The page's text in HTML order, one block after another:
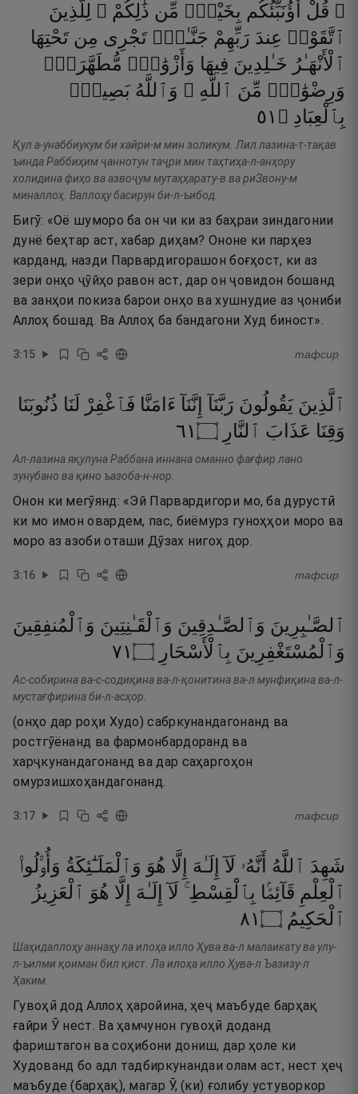
۞ قُلْ أَؤُنَبِّئُكُم بِخَيْرٍۢ مِّن ذَٰلِكُمْ ۚ لِلَّذِينَ
ٱتَّقَوْا۟ عِندَ رَبِّهِمْ جَنَّـٰتٌۭ تَجْرِى مِن تَحْتِهَا
ٱلْأَنْهَـٰرُ خَـٰلِدِينَ فِيهَا وَأَزْوَٰجٌۭ مُّطَهَّرَةٌۭ
وَرِضْوَٰنٌۭ مِّنَ ٱللَّهِ ۗ وَٱللَّهُ بَصِيرٌۢ
بِٱلْعِبَادِ ۝ ١٥
Қул а-унаббиукум би хайри-м мин золикум. Лил лазина-т-тақав
ъинда Раббиҳим ҷаннотун таҷри мин таҳтиҳа-л-анҳору
холидина фиҳо ва азвоҷум мутаҳҳарату-в ва риЗвону-м
миналлоҳ. Валлоҳу басирун би-л-ъибод.
Бигӯ: «Оё шуморо ба он чи ки аз баҳраи зиндагонии
дунё беҳтар аст, хабар диҳам? Ононе ки парҳез
карданд, назди Парвардигорашон боғҳост, ки аз
зери онҳо ҷӯйҳо равон аст, дар он ҷовидон бошанд
ва занҳои покиза барои онҳо ва хушнудие аз ҷониби
Аллоҳ бошад. Ва Аллоҳ ба бандагони Худ биност».
3:15 тафсир
ٱلَّذِينَ يَقُولُونَ رَبَّنَآ إِنَّنَآ ءَامَنَّا فَٱغْفِرْ لَنَا ذُنُوبَنَا
وَقِنَا عَذَابَ ٱلنَّارِ ۝١٦
Ал-лазина яқулуна Раббана иннана оманно фағфир лано
зунубано ва қино ъазоба-н-нор.
Онон ки мегӯянд: «Эй Парвардигори мо, ба дурустӣ
ки мо имон овардем, пас, биёмурз гуноҳҳои моро ва
моро аз азоби оташи Дӯзах нигоҳ дор.
3:16 тафсир
ٱلصَّـٰبِرِينَ وَٱلصَّـٰدِقِينَ وَٱلْقَـٰنِتِينَ وَٱلْمُنفِقِينَ
وَٱلْمُسْتَغْفِرِينَ بِٱلْأَسْحَارِ ۝١٧
Ас-собирина ва-с-содиқина ва-л-қонитина ва-л мунфиқина ва-л-
мустағфирина би-л-асҳор.
(онҳо дар роҳи Худо) сабркунандагонанд ва
ростгӯёнанд ва фармонбардоранд ва
харҷкунандагонанд ва дар саҳаргоҳон
омурзишхоҳандагонанд.
3:17 тафсир
شَهِدَ ٱللَّهُ أَنَّهُۥ لَآ إِلَـٰهَ إِلَّا هُوَ وَٱلْمَلَـٰٓئِكَةُ وَأُو۟لُوا۟
ٱلْعِلْمِ قَآئِمًۢا بِٱلْقِسْطِ ۚ لَآ إِلَـٰهَ إِلَّا هُوَ ٱلْعَزِيزُ
ٱلْحَكِيمُ ۝١٨
Шаҳидаллоҳу аннаҳу ла илоҳа илло Ҳува ва-л малаикату ва улу-
л-ъилми қоиман бил қист. Ла илоҳа илло Ҳува-л Ъазизу-л
Ҳаким.
Гувоҳӣ дод Аллоҳ ҳаройина, ҳеҷ маъбуде барҳақ
ғайри Ӯ нест. Ва ҳамчунон гувоҳӣ доданд
фариштагон ва соҳибони дониш, дар ҳоле ки
Худованд бо адл тадбиркунандаи олам аст, нест ҳеҷ
маъбуде (барҳақ), магар Ӯ, (ки) ғолибу устуворкор